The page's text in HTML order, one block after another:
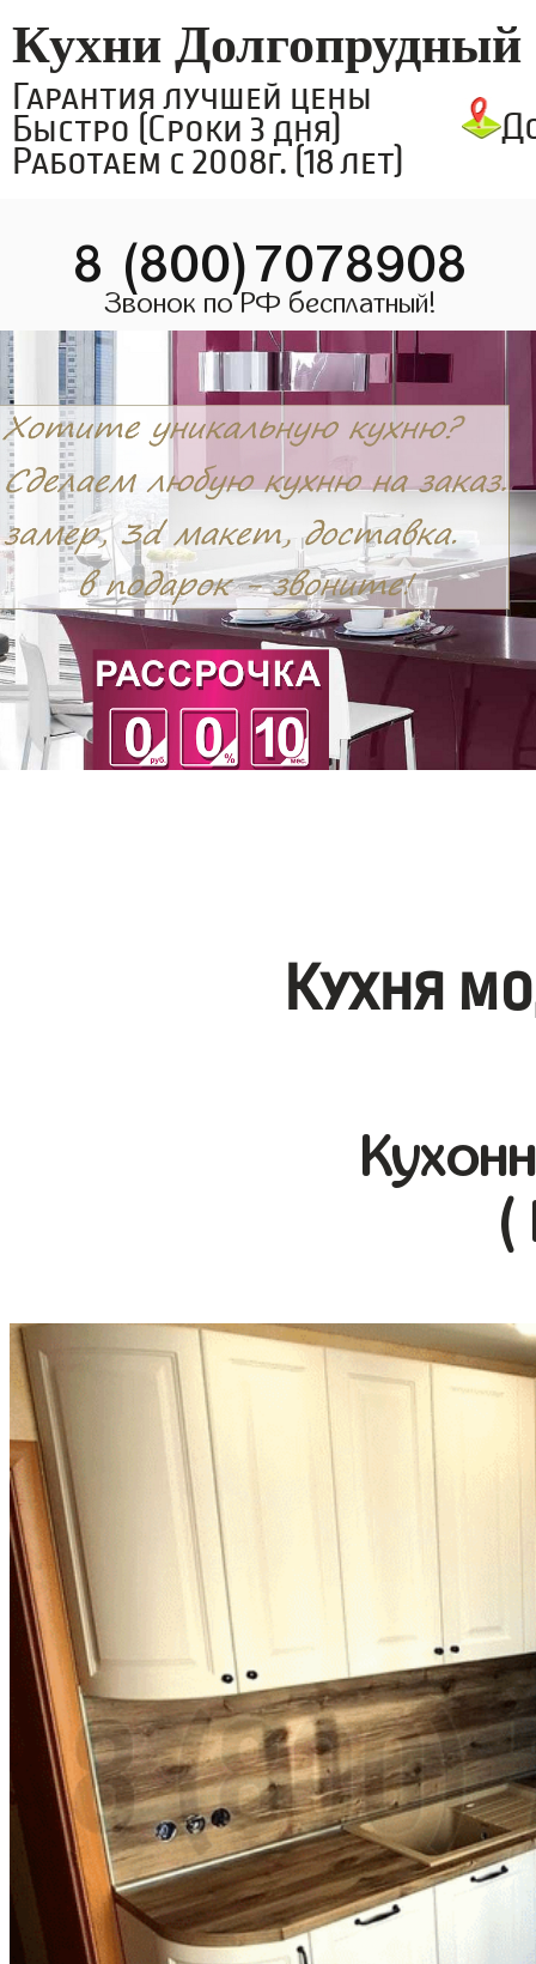
Кухни Долгопрудный
Гарантия лучшей цены
Быстро (Сроки 3 дня)
Работаем с 2008г. (18 лет)
8 (800)7078908
Звонок по РФ бесплатный!
Кухня
(